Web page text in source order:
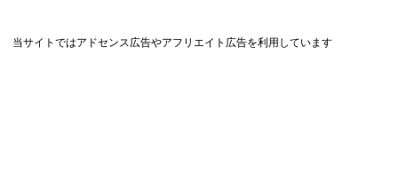
当サイトではアドセンス広告やアフリエイト広告を利用しています